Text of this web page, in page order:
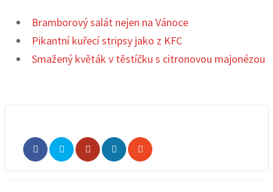
Bramborový salát nejen na Vánoce
Pikantní kuřecí stripsy jako z KFC
Smažený květák v těstíčku s citronovou majonézou
WhatsappShare
Print